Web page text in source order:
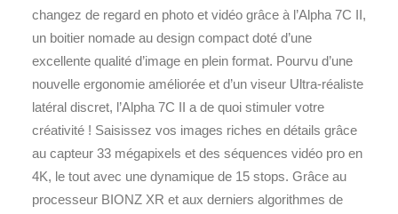
changez de regard en photo et vidéo grâce à l’Alpha 7C II,
un boitier nomade au design compact doté d’une
excellente qualité d’image en plein format. Pourvu d’une
nouvelle ergonomie améliorée et d’un viseur Ultra-réaliste
latéral discret, l’Alpha 7C II a de quoi stimuler votre
créativité ! Saisissez vos images riches en détails grâce
au capteur 33 mégapixels et des séquences vidéo pro en
4K, le tout avec une dynamique de 15 stops. Grâce au
processeur BIONZ XR et aux derniers algorithmes de